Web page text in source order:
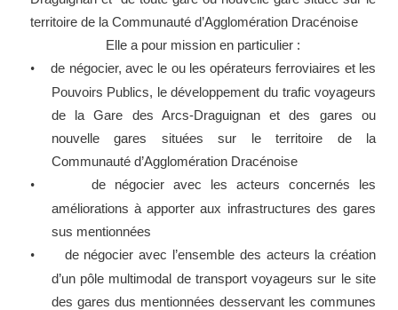
territoire de la Communauté d’Agglomération Dracénoise
Elle a pour mission en particulier :
•
de négocier, avec le ou les opérateurs ferroviaires et les
Pouvoirs Publics, le développement du trafic voyageurs
de la Gare des Arcs-Draguignan et des gares ou
nouvelle gares situées sur le territoire de la
Communauté d’Agglomération Dracénoise
•
de négocier avec les acteurs concernés les
améliorations à apporter aux infrastructures des gares
sus mentionnées
•
de négocier avec l’ensemble des acteurs la création
d’un pôle multimodal de transport voyageurs sur le site
des gares dus mentionnées desservant les communes